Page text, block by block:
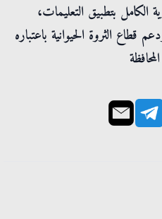
الكامل بتطبيق التعليمات،
قطاع الثروة الحيوانية باعتباره